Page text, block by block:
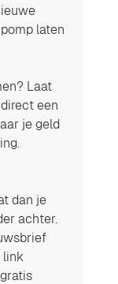
laten
Laat
een
je geld
dan je
achter.
link